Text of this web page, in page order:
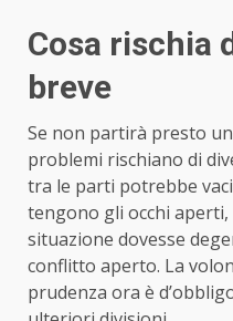
Cosa rischia
breve
Se non partirà presto
problemi rischiano di
tra le parti potrebbe
tengono gli occhi
situazione dovesse
conflitto aperto. La
prudenza ora è